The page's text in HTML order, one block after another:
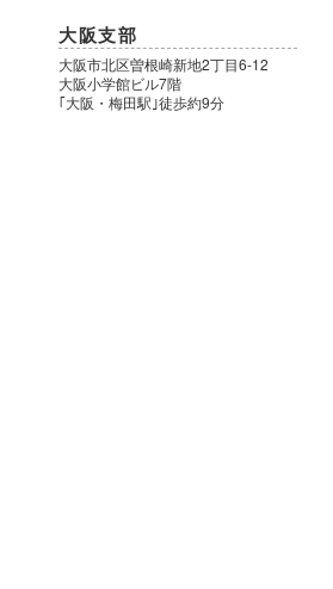
大阪支部
大阪市北区曽根崎新地2丁目6-12
大阪小学館ビル7階
｢大阪・梅田駅｣徒歩約9分